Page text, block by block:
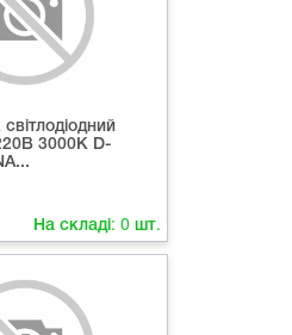
3000K D-
На складі: 0 шт.